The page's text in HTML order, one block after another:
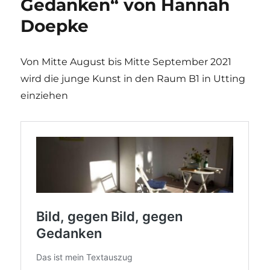
Gedanken“ von Hannah
Doepke
Von Mitte August bis Mitte September 2021
wird die junge Kunst in den Raum B1 in Utting
einziehen